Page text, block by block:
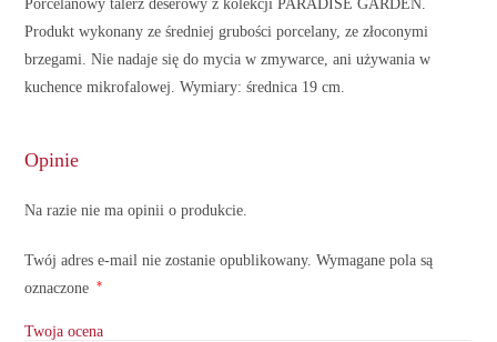
Porcelanowy talerz deserowy z kolekcji PARADISE GARDEN.
Produkt wykonany ze średniej grubości porcelany, ze złoconymi
brzegami. Nie nadaje się do mycia w zmywarce, ani używania w
kuchence mikrofalowej. Wymiary: średnica 19 cm.
Opinie
Na razie nie ma opinii o produkcie.
Twój adres e-mail nie zostanie opublikowany. Wymagane pola są
oznaczone
*
Twoja ocena